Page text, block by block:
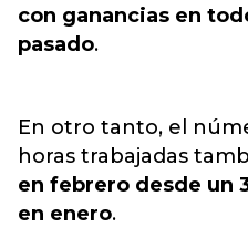
con ganancias en
pasado.
En otro tanto, el
horas trabajadas
en febrero desde un
en enero.